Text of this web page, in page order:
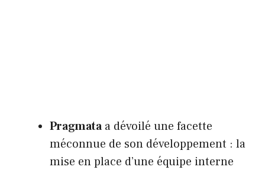
Pragmataa dévoilé une facette
méconnue de son développement : la
mise en place d’une équipe interne